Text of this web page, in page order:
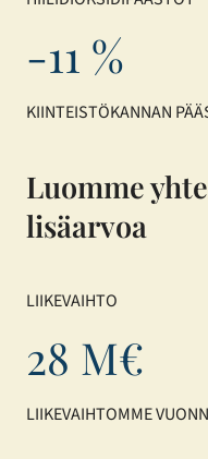
-11 %
KIINTEISTÖKANNAN
Luomme
lisäarvoa
LIIKEVAIHTO
28 M€
LIIKEVAIHTOMME